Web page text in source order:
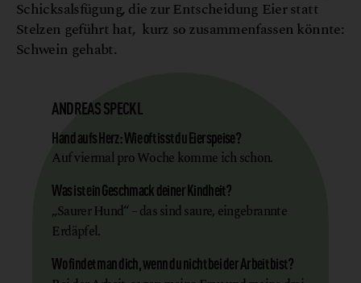
Schicksalsfügung, die zur Entscheidung Eier statt
Stelzen geführt hat, kurz so zusammenfassen könnte:
Schwein gehabt.
ANDREAS SPECKL
Hand aufs Herz: Wie oft isst du Eierspeise?
Auf viermal pro Woche komme ich schon.
Was ist ein Geschmack deiner Kindheit?
„Saurer Hund“ – das sind saure, eingebrannte
Erdäpfel.
Wo findet man dich, wenn du nicht bei der Arbeit bist?